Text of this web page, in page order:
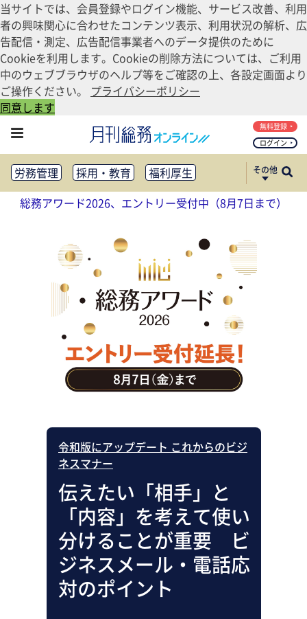
当サイトでは、会員登録やログイン機能、サービス改善、利用
者の興味関心に合わせたコンテンツ表示、利用状況の解析、広
告配信・測定、広告配信事業者へのデータ提供のために
Cookieを利用します。Cookieの削除方法については、ご利用
中のウェブブラウザのヘルプ等をご確認の上、各設定画面より
ご操作ください。 プライバシーポリシー
同意します
ログイン
無料登録
労務管理 採用・教育
福利厚生
健康経営
働き方改革
法務・コンプライアンス
リスクマネジメント・BCP
社外・社内広報
社外・社内コミュニケーション活性化
FM・オフィス移転
CSR・SDGs
テクノロジー活用・DX
助成金・補助金・コスト削減
アウトソーシング・BPO
調査・レポート
その他
総務アワード2026、エントリー受付中（8月7日まで）
令和版にアップデート これからのビジ
ネスマナー
伝えたい「相手」と
「内容」を考えて使い
分けることが重要 ビ
ジネスメール・電話応
対のポイント